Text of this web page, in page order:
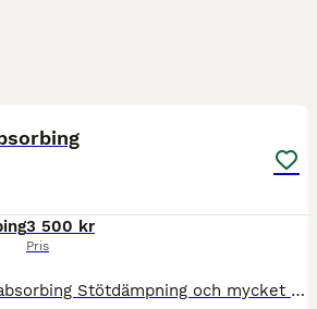
3 500 kr
Pris
Tech stirrups Safety Schock absorbing Stötdämpning och mycket bra grepp Silver I nyskick Frakt med spårbar PostNord ingår